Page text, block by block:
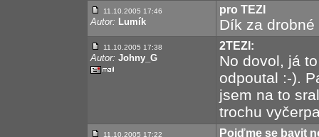
11.10.2005 17:46
Autor: Lumík
pro TEZI
Dík za
11.10.2005 17:38
Autor: Johny_G
2TEZI:
No dovol, já
odpoutal :-).
jsem na to
trochu
11.10.2005 17:22 Pojďme se bavit